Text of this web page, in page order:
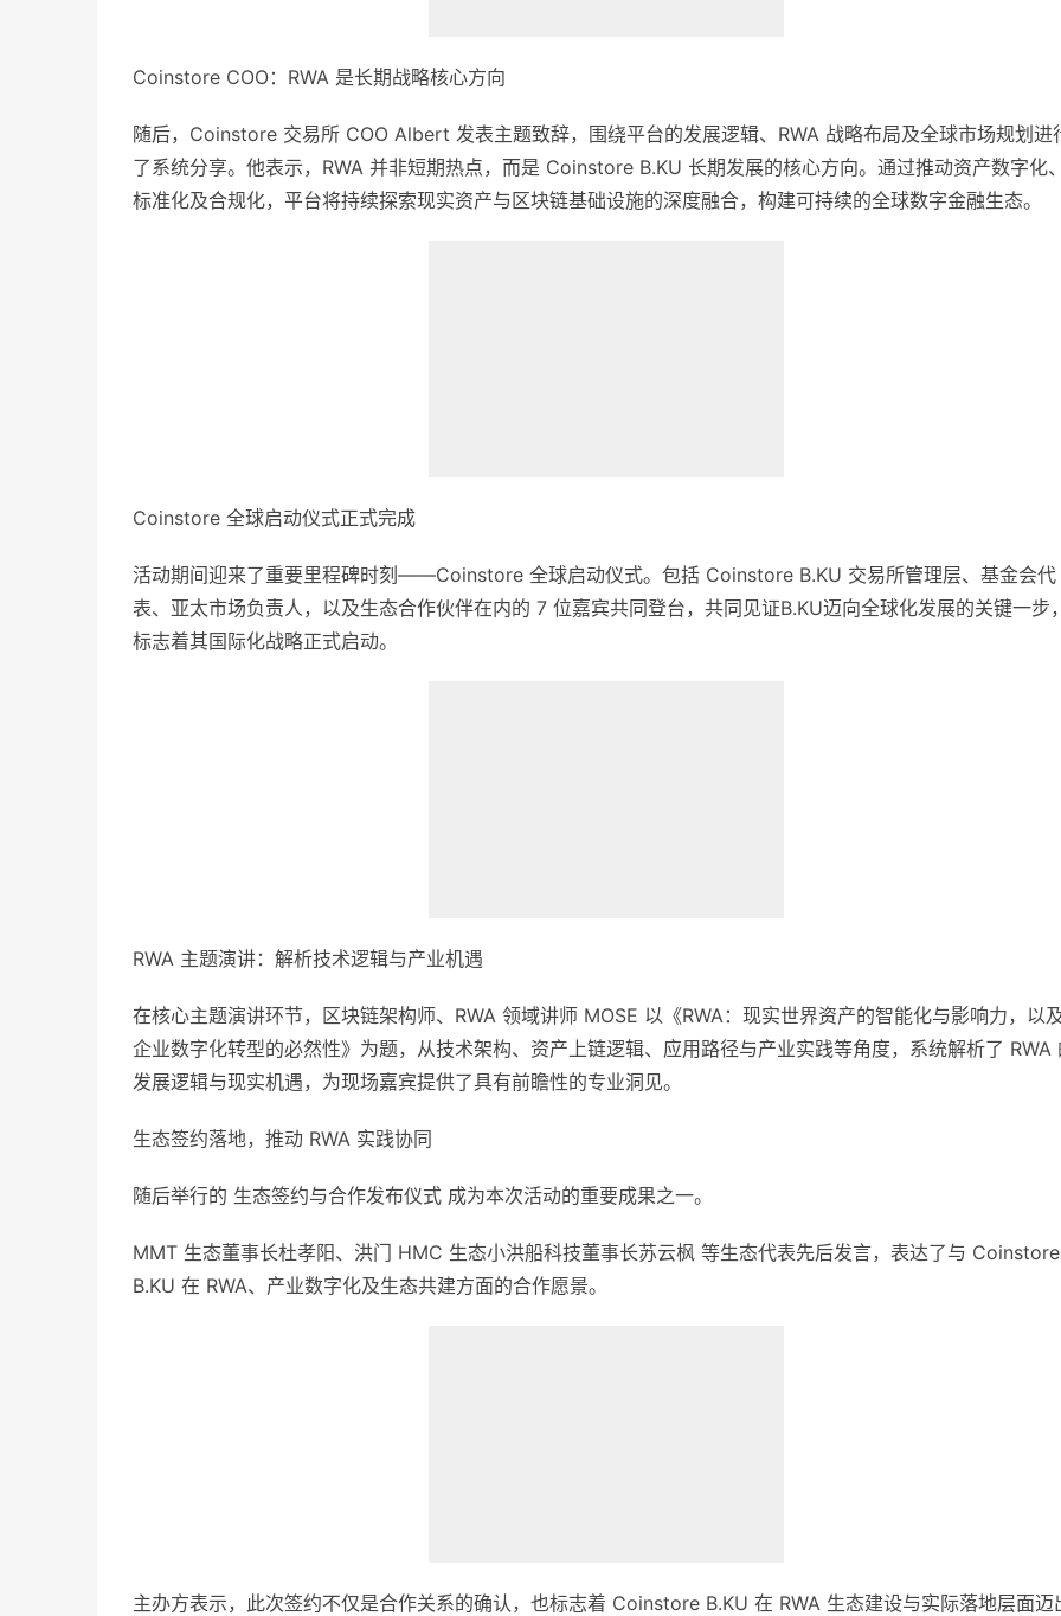
Coinstore COO：RWA 是长期战略核心方向
随后，Coinstore 交易所 COO Albert 发表主题致辞，围绕平台的发展逻辑、RWA 战略布局及全球市场规划进
了系统分享。他表示，RWA 并非短期热点，而是 Coinstore B.KU 长期发展的核心方向。通过推动资产数字化
标准化及合规化，平台将持续探索现实资产与区块链基础设施的深度融合，构建可持续的全球数字金融生态。
Coinstore 全球启动仪式正式完成
活动期间迎来了重要里程碑时刻——Coinstore 全球启动仪式。包括 Coinstore B.KU 交易所管理层、基金会代
表、亚太市场负责人，以及生态合作伙伴在内的 7 位嘉宾共同登台，共同见证B.KU迈向全球化发展的关键一步
标志着其国际化战略正式启动。
RWA 主题演讲：解析技术逻辑与产业机遇
在核心主题演讲环节，区块链架构师、RWA 领域讲师 MOSE 以《RWA：现实世界资产的智能化与影响力，以
企业数字化转型的必然性》为题，从技术架构、资产上链逻辑、应用路径与产业实践等角度，系统解析了 RWA
发展逻辑与现实机遇，为现场嘉宾提供了具有前瞻性的专业洞见。
生态签约落地，推动 RWA 实践协同
随后举行的 生态签约与合作发布仪式 成为本次活动的重要成果之一。
MMT 生态董事长杜孝阳、洪门 HMC 生态小洪船科技董事长苏云枫 等生态代表先后发言，表达了与 Coinstore
B.KU 在 RWA、产业数字化及生态共建方面的合作愿景。
主办方表示，此次签约不仅是合作关系的确认，也标志着 Coinstore B.KU 在 RWA 生态建设与实际落地层面迈